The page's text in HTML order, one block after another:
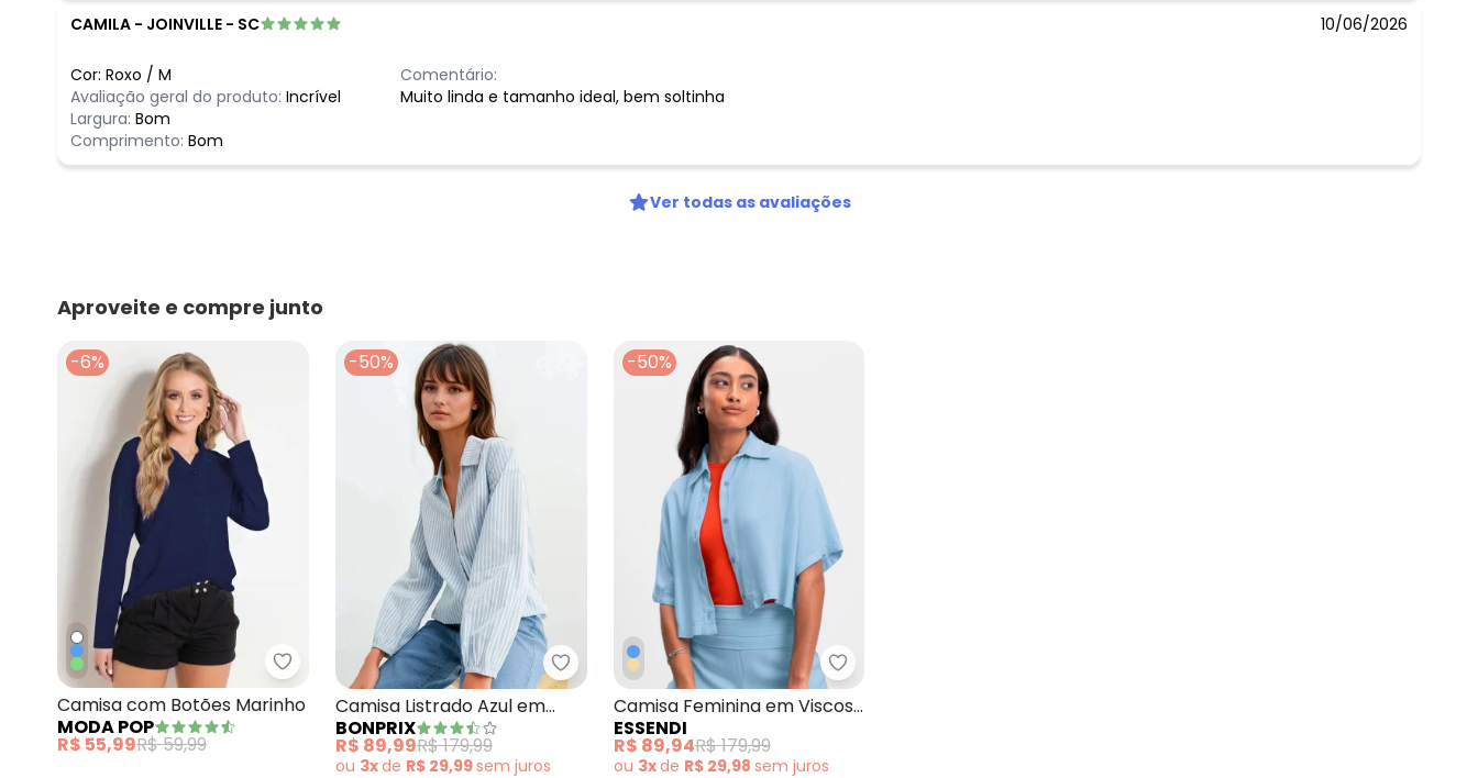
CAMILA - JOINVILLE - SC 10/06/2026
Cor: Roxo / M
Avaliação geral do produto: Incrível
Largura: Bom
Comprimento: Bom
Comentário:
Muito linda e tamanho ideal, bem soltinha
Ver todas as avaliações
Aproveite e compre junto
-6%
Moda Pop - Camisa com Botões Marinho
Camisa com Botões Marinho
MODA POP
R$ 55,99R$ 59,99
-50%
bonprix - Camisa Listrado Azul em Tricoline
Camisa Listrado Azul em
Tricoline
BONPRIX
R$ 89,99R$ 179,99
ou 3xde R$ 29,99sem juros
-50%
Essendi - Camisa Feminina em Viscose Sarjada Azul
Camisa Feminina em Viscose
Sarjada Azul
ESSENDI
R$ 89,94R$ 179,99
ou 3xde R$ 29,98 sem juros